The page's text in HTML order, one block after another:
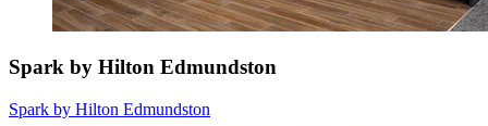
Spark by Hilton Edmundston
Spark by Hilton Edmundston